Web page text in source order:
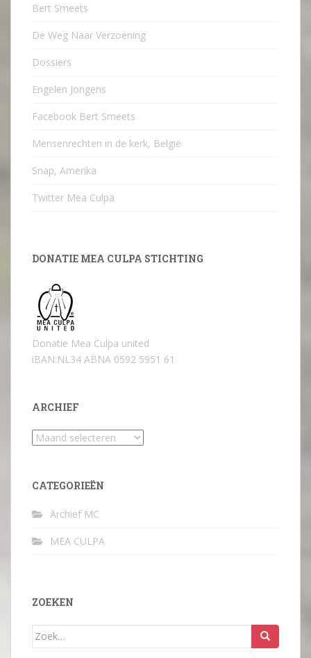
Bert Smeets
De Weg Naar Verzoening
Dossiers
Engelen Jongens
Facebook Bert Smeets
Mensenrechten in de kerk, België
Snap, Amerika
Twitter Mea Culpa
DONATIE MEA CULPA STICHTING
Donatie Mea Culpa united
iBAN:NL34 ABNA 0592 5951 61
ARCHIEF
Archief
CATEGORIEËN
Archief MC
MEA CULPA
ZOEKEN
Zoek